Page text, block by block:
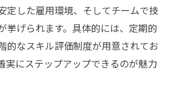
人職場で安心を手に入れる方法
地域と関わるメリットを紹介
人になることで広がる可能性
に繋がる職人職場の選び方
定した雇用環境、そしてチームで技
挙げられます。具体的には、定期的
的なスキル評価制度が用意されてお
実にステップアップできるのが魅力